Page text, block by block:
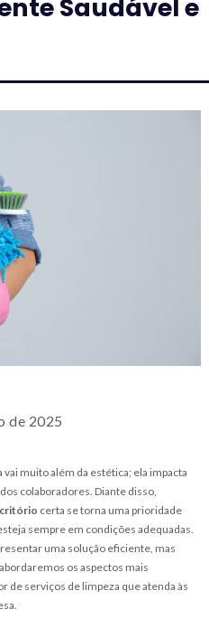
Saudável e
de 2025
muito além da estética; ela impacta
colaboradores. Diante disso,
certa se torna uma prioridade
sempre em condições adequadas.
uma solução eficiente, mas
os aspectos mais
de serviços de limpeza que atenda às